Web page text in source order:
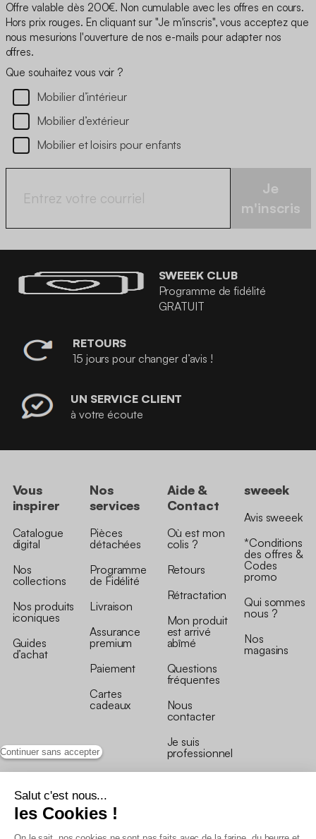
Continuer sans accepter
Salut c'est nous...
les Cookies !
Offre valable dès 200€. Non cumulable avec les offres en cours.
Hors prix rouges. En cliquant sur "Je m'inscris", vous acceptez que
nous mesurions l'ouverture de nos e-mails pour adapter nos
offres.
Que souhaitez vous voir ?
Mobilier d’intérieur
Mobilier d’extérieur
Mobilier et loisirs pour enfants
Je
m'inscris
SWEEEK CLUB
Programme de fidélité
GRATUIT
RETOURS
15 jours pour changer d’avis !
UN SERVICE CLIENT
à votre écoute
Vous
inspirer
Catalogue
digital
Nos
collections
Nos produits
iconiques
Guides
d’achat
Nos
services
Pièces
détachées
Programme
de Fidélité
Livraison
Assurance
premium
Paiement
Cartes
cadeaux
Aide &
Contact
Où est mon
colis ?
Retours
Rétractation
Mon produit
est arrivé
abîmé
Questions
fréquentes
Nous
contacter
Je suis
professionnel
sweeek
Avis sweeek
*Conditions
des offres &
Codes
promo
Qui sommes
nous ?
Nos
magasins